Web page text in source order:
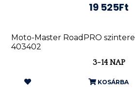
19 525Ft
Moto-Master RoadPRO
403402
3-14 NAP
KOSÁRBA